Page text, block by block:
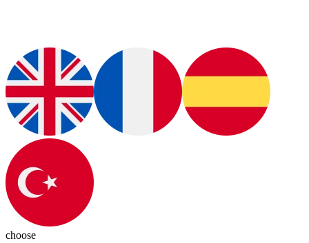
choose